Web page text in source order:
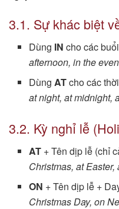
3.1. Sự khác biệt
Dùng IN cho các
afternoon, in the
DùngATcho các
at night, at midnight,
3.2. Kỳ nghỉ lễ
AT + Tên dịp lễ (chỉ
Christmas, at Easter,
ON + Tên dịp lễ +
Christmas Day, on